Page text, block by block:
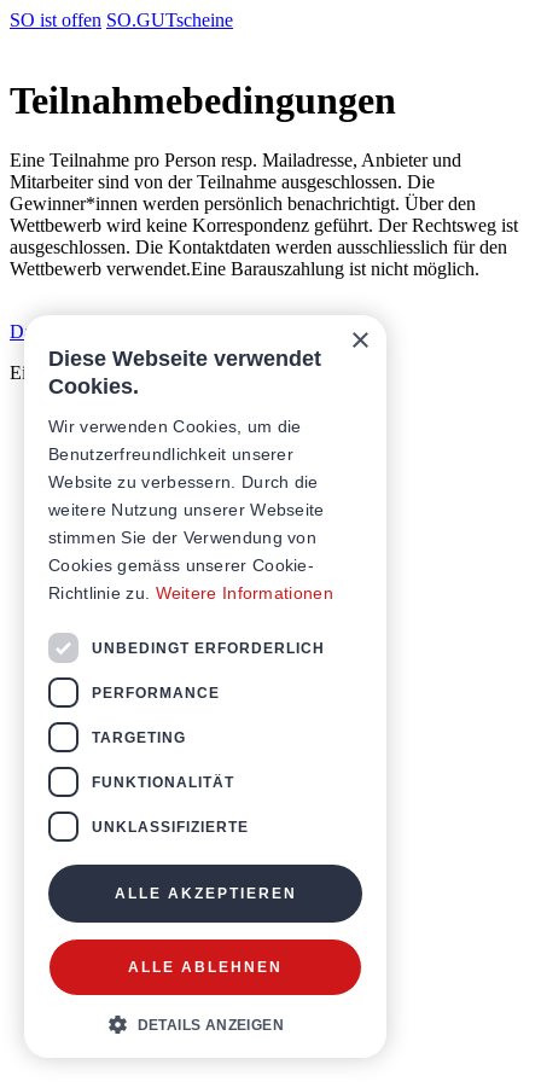
SO ist offen SO.GUTscheine
Teilnahmebedingungen
Eine Teilnahme pro Person resp. Mailadresse, Anbieter und
Mitarbeiter sind von der Teilnahme ausgeschlossen. Die
Gewinner*innen werden persönlich benachrichtigt. Über den
Wettbewerb wird keine Korrespondenz geführt. Der Rechtsweg ist
ausgeschlossen. Die Kontaktdaten werden ausschliesslich für den
Wettbewerb verwendet.Eine Barauszahlung ist nicht möglich.
Daten­schutz­erklärung
Eine Initiative von
×
Diese Webseite verwendet
Cookies.
Wir verwenden Cookies, um die
Benutzerfreundlichkeit unserer
Website zu verbessern. Durch die
weitere Nutzung unserer Webseite
stimmen Sie der Verwendung von
Cookies gemäss unserer Cookie-
Richtlinie zu. Weitere Informationen
UNBEDINGT ERFORDERLICH
PERFORMANCE
TARGETING
FUNKTIONALITÄT
UNKLASSIFIZIERTE
ALLE AKZEPTIEREN
ALLE ABLEHNEN
DETAILS ANZEIGEN